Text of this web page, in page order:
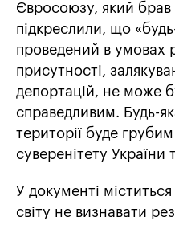
Євросоюзу, який брав
підкреслили, що
проведений в умовах
присутності,
депортацій, не може
справедливим. Будь-
території буде
суверенітету
У документі
світу не визнавати